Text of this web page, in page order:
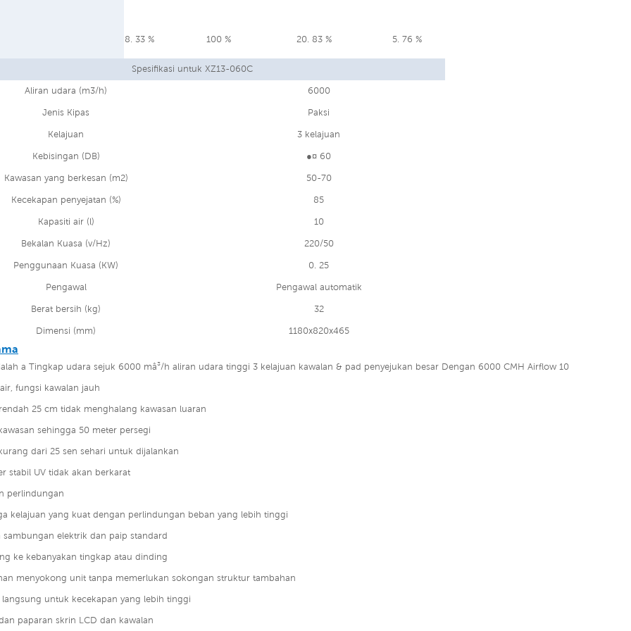
8. 33 % 100 % 20. 83 % 5. 76 %
Spesifikasi untuk XZ13-060C
Aliran udara (m3/h) 6000
Jenis Kipas Paksi
Kelajuan 3 kelajuan
Kebisingan (DB) ●¤ 60
Kawasan yang berkesan (m2) 50-70
Kecekapan penyejatan (%) 85
Kapasiti air (l) 10
Bekalan Kuasa (v/Hz) 220/50
Penggunaan Kuasa (KW) 0. 25
Pengawal Pengawal automatik
Berat bersih (kg) 32
Dimensi (mm) 1180x820x465
a Tingkap udara sejuk 6000 mâ³/h aliran udara tinggi 3 kelajuan kawalan & pad penyejukan besar Dengan 6000 CMH Airflow 10
fungsi kawalan jauh
25 cm tidak menghalang kawasan luaran
sehingga 50 meter persegi
dari 25 sen sehari untuk dijalankan
stabil UV tidak akan berkarat
perlindungan
kelajuan yang kuat dengan perlindungan beban yang lebih tinggi
sambungan elektrik dan paip standard
ke kebanyakan tingkap atau dinding
menyokong unit tanpa memerlukan sokongan struktur tambahan
langsung untuk kecekapan yang lebih tinggi
paparan skrin LCD dan kawalan